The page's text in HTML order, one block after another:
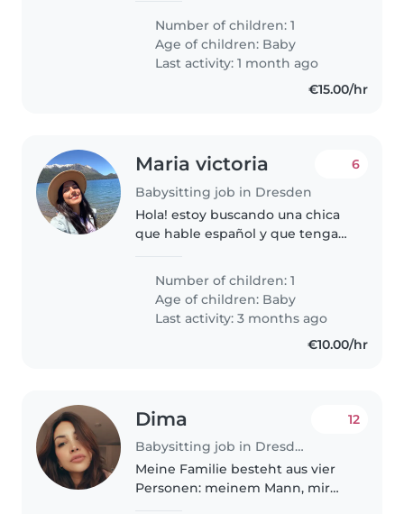
is beginner.
Number of children: 1
Age of children: Baby
Last activity: 1 month ago
€15.00/hr
Maria victoria
Babysitting job in Dresden
6
Hola! estoy buscando una chica
que hable español y que tenga
meses por las mañanas de 2 o 3
veces por semana. Seria ideal..
Number of children: 1
Age of children: Baby
Last activity: 3 months ago
€10.00/hr
Dima
Babysitting job in Dresden
12
Meine Familie besteht aus vier
Personen: meinem Mann, mir